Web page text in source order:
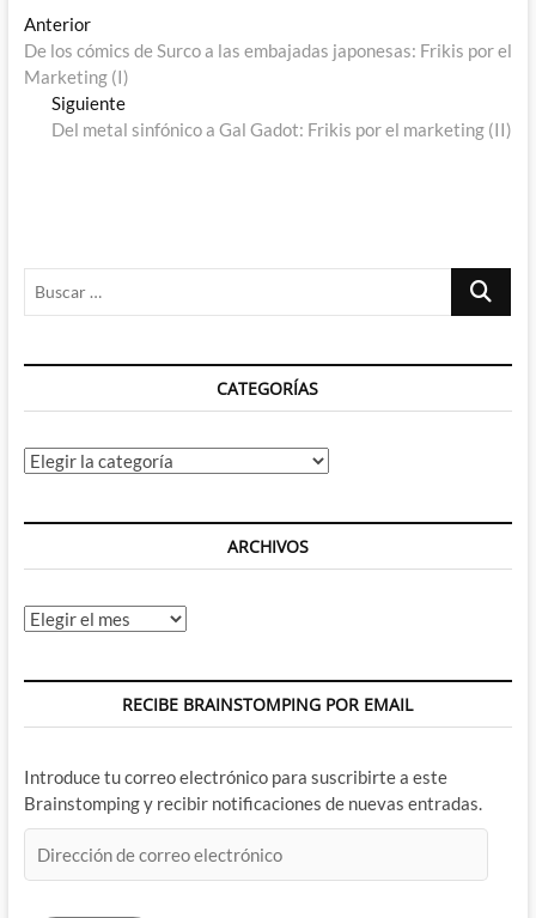
Navegación
de
entradas
AnteriorEntrada
anterior:
De los cómics de Surco a las embajadas japonesas: Frikis por el
Marketing (I)
SiguienteEntrada
siguiente:
Del metal sinfónico a Gal Gadot: Frikis por el marketing (II)
Buscar
CATEGORÍAS
Categorías
ARCHIVOS
Archivos
RECIBE BRAINSTOMPING POR EMAIL
Introduce tu correo electrónico para suscribirte a este
Brainstomping y recibir notificaciones de nuevas entradas.
de